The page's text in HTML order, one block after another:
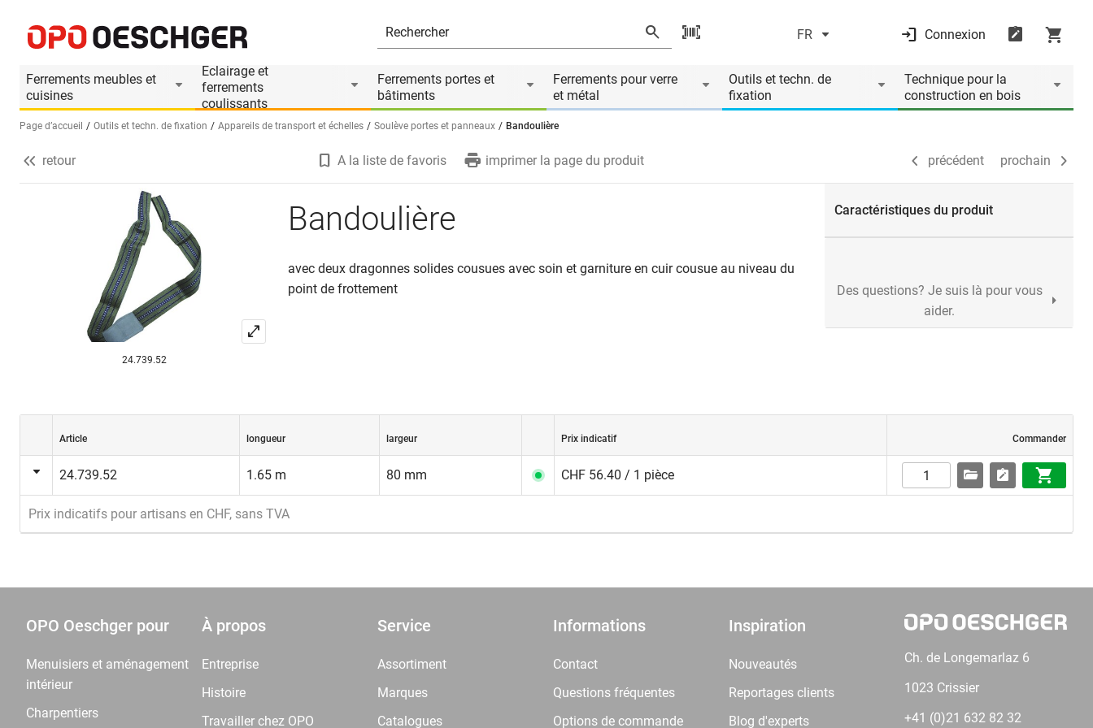
FR Connexion
Ferrements meubles et
cuisines
Eclairage et
ferrements
coulissants
Ferrements portes et
bâtiments
Ferrements pour verre
et métal
Outils et techn. de
fixation
Technique pour la
construction en bois
Sélectionnez une langue (FR)
Page d’accueil Outils et techn. de fixation Appareils de transport et échelles Soulève portes et panneaux Bandoulière
Informations produit
précédent prochain
retour A la liste de favoris imprimer la page du produit précédent prochain
24.739.52
Bandoulière
avec deux dragonnes solides cousues avec soin et garniture en cuir cousue au niveau du
point de frottement
Caractéristiques du produit
Des questions? Je suis là pour vous
aider.
Article longueur largeur Prix indicatif Commander
24.739.52 1.65 m 80 mm CHF 56.40 / 1 pièce
Prix indicatifs pour artisans en CHF, sans TVA
OPO Oeschger pour
Menuisiers et aménagement
intérieur
Charpentiers
À propos
Entreprise
Histoire
Travailler chez OPO
Service
Assortiment
Marques
Catalogues
Informations
Contact
Questions fréquentes
Options de commande
Inspiration
Nouveautés
Reportages clients
Blog d'experts
Ch. de Longemarlaz 6
1023 Crissier
+41 (0)21 632 82 32